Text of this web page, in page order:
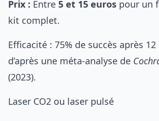
Prix : Entre 5 et 15 euros pour un
kit complet.
Efficacité : 75% de succès après
d’après une méta-analyse de
(2023).
Laser CO2 ou laser pulsé